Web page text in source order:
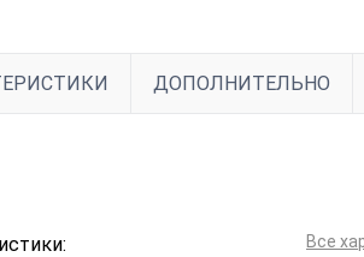
ДОПОЛНИТЕЛЬНО
Все